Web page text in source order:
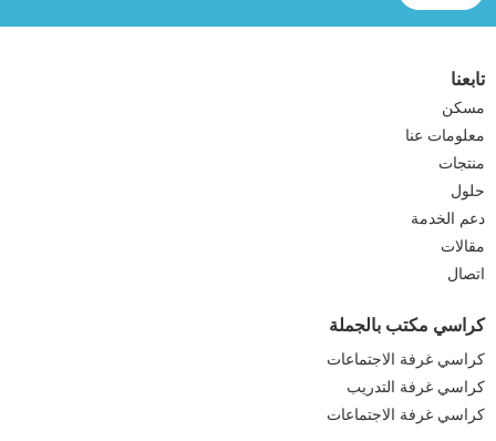
تابعنا
مسكن
معلومات عنا
منتجات
حلول
دعم الخدمة
مقالات
اتصال
كراسي مكتب بالجملة
كراسي غرفة الاجتماعات
كراسي غرفة التدريب
كراسي غرفة الاجتماعات